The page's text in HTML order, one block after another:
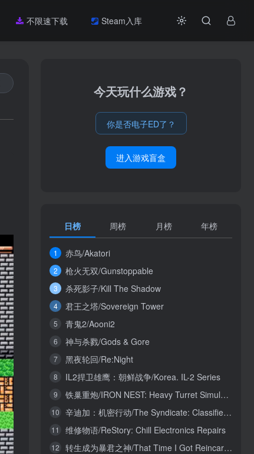
不限速下载 Steam入库
今天玩什么游戏？
你是否电子ED了？
进入游戏盲盒
日榜 周榜 月榜 年榜
1 赤鸟/Akatori
2 枪火无双/Gunstoppable
3 杀死影子/Kill The Shadow
4 君王之塔/Sovereign Tower
5 青鬼2/Aooni2
6 神与杀戮/Gods & Gore
7 黑夜轮回/Re:Night
8 IL2捍卫雄鹰：朝鲜战争/Korea. IL-2 Series
9 铁巢重炮/IRON NEST: Heavy Turret Simulator
10 辛迪加：机密行动/The Syndicate: Classified Operations
11 维修物语/ReStory: Chill Electronics Repairs
12 转生成为暴君之神/That Time I Got Reincarnated as a Tyrant God